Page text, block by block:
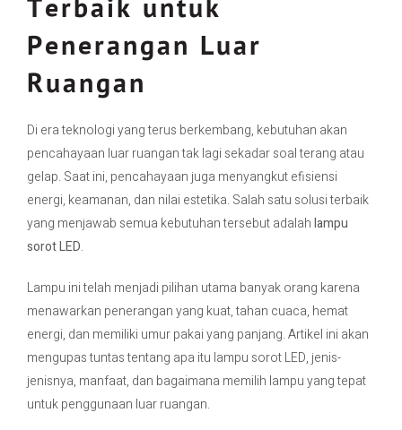
Contact Us
Penerangan Luar
Ruangan
Di era teknologi yang terus berkembang, kebutuhan akan
pencahayaan luar ruangan tak lagi sekadar soal terang atau
gelap. Saat ini, pencahayaan juga menyangkut efisiensi
energi, keamanan, dan nilai estetika. Salah satu solusi terbaik
yang menjawab semua kebutuhan tersebut adalahlampu
sorot LED.
Lampu ini telah menjadi pilihan utama banyak orang karena
menawarkan penerangan yang kuat, tahan cuaca, hemat
energi, dan memiliki umur pakai yang panjang. Artikel ini akan
mengupas tuntas tentang apa itu lampu sorot LED, jenis-
jenisnya, manfaat, dan bagaimana memilih lampu yang tepat
untuk penggunaan luar ruangan.